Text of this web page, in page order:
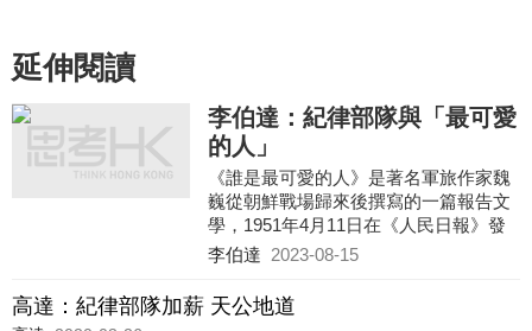
延伸閱讀
李伯達：紀律部隊與「最可愛
的人」
《誰是最可愛的人》是著名軍旅作家魏
巍從朝鮮戰場歸來後撰寫的一篇報告文
學，1951年4月11日在《人民日報》發
表，熱情歌頌了中國人民志願軍。從
詞。
李伯達 2023-08-15
高達：紀律部隊加薪 天公地道